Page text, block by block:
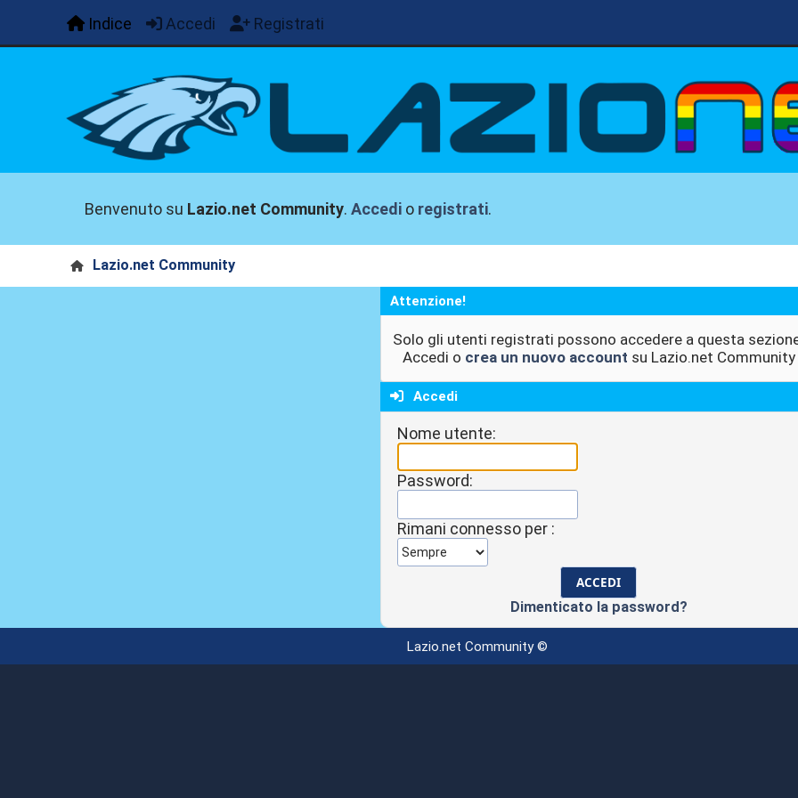
Indice Accedi Registrati
Benvenuto su Lazio.net Community.Accedi o registrati.
Lazio.net Community
Attenzione!
Solo gli utenti registrati possono accedere a questa
Accedi o crea un nuovo account su Lazio.net Community
Accedi
Nome utente:
Password:
Rimani connesso per :
Dimenticato la password?
Lazio.net Community ©